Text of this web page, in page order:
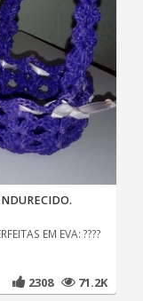
EM EVA: ????
2308 71.2K